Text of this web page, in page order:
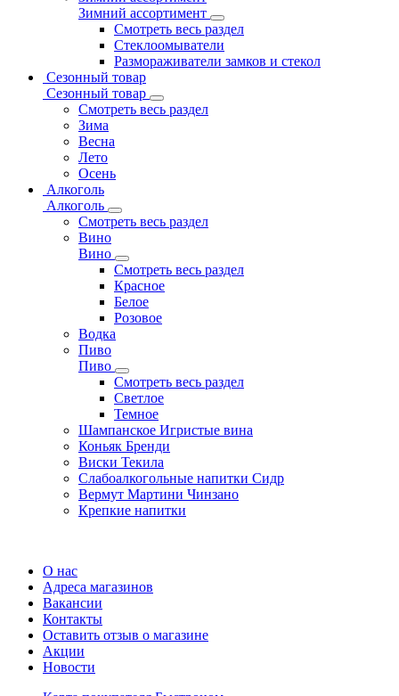
Зимний ассортимент
Смотреть весь раздел
Стеклоомыватели
Размораживатели замков и стекол
Сезонный товар
Сезонный товар
Смотреть весь раздел
Зима
Весна
Лето
Осень
Алкоголь
Алкоголь
Смотреть весь раздел
Вино
Вино
Смотреть весь раздел
Красное
Белое
Розовое
Водка
Пиво
Пиво
Смотреть весь раздел
Cветлое
Темное
Шампанское Игристые вина
Коньяк Бренди
Виски Текила
Слабоалкогольные напитки Сидр
Вермут Мартини Чинзано
Крепкие напитки
О нас
Адреса магазинов
Вакансии
Контакты
Оставить отзыв о магазине
Акции
Новости